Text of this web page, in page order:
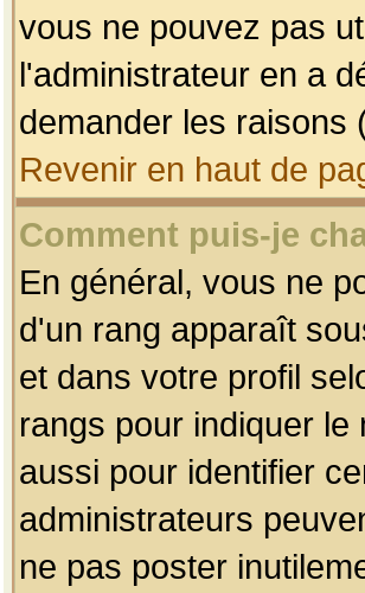
vous ne pouvez pas
l'administrateur en a
demander les raisons
Revenir en haut de
Comment puis-je
En général, vous ne
d'un rang apparaît
et dans votre profil
rangs pour indiquer
aussi pour identifier
administrateurs
ne pas poster